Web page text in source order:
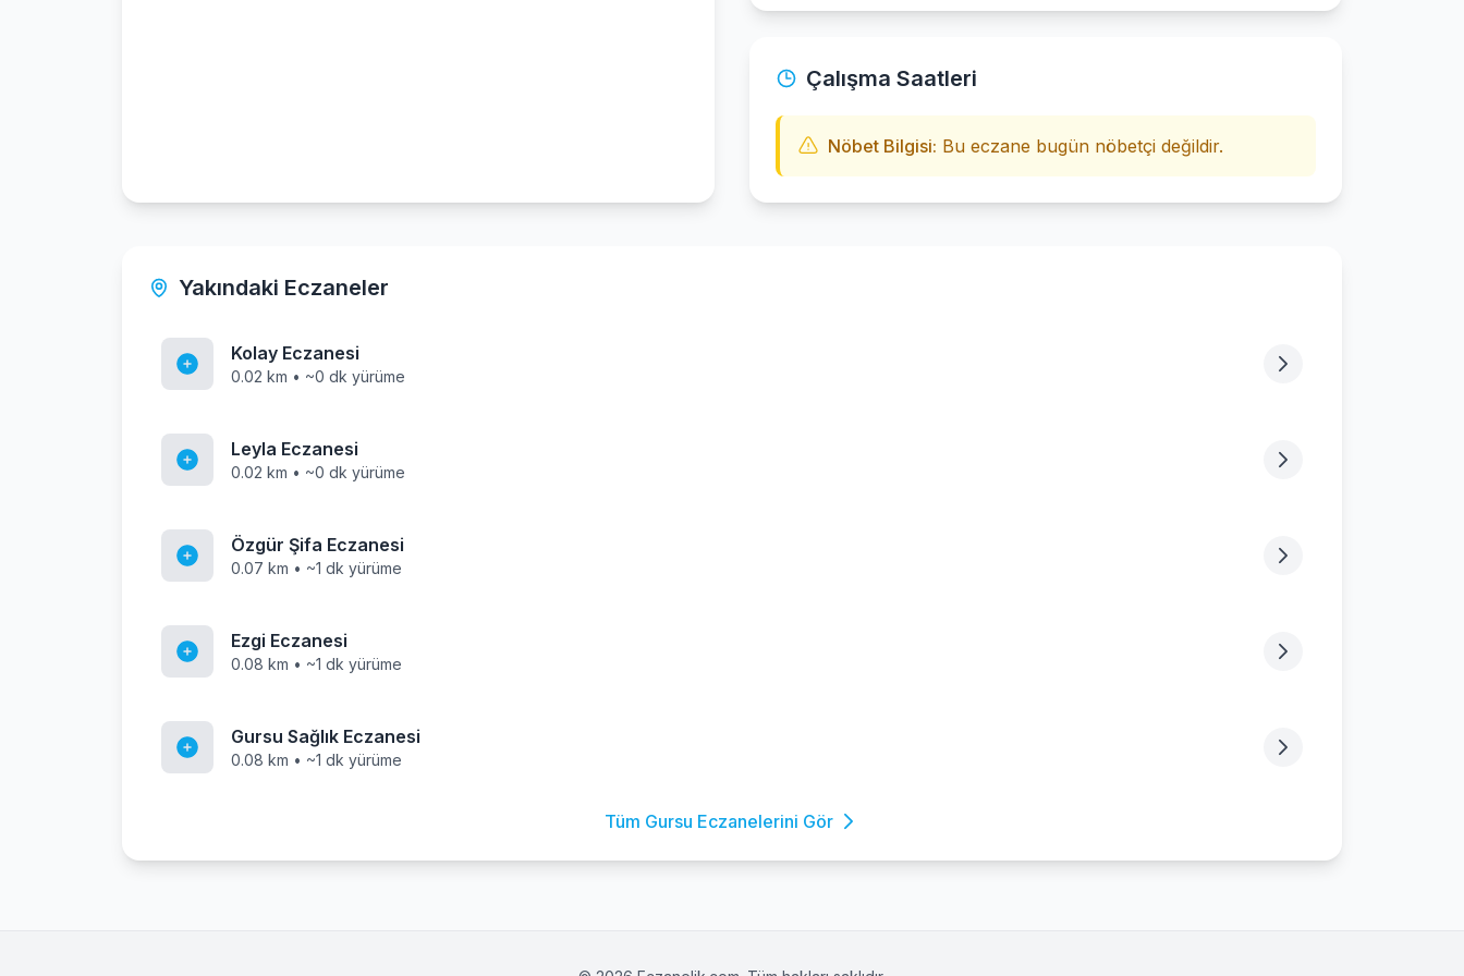
Çalışma Saatleri
Nöbet Bilgisi: Bu eczane bugün nöbetçi değildir.
Yakındaki Eczaneler
Kolay Eczanesi
0.02 km • ~0 dk yürüme
Leyla Eczanesi
0.02 km • ~0 dk yürüme
Özgür Şifa Eczanesi
0.07 km • ~1 dk yürüme
Ezgi Eczanesi
0.08 km • ~1 dk yürüme
Gursu Sağlık Eczanesi
0.08 km • ~1 dk yürüme
Tüm Gursu Eczanelerini Gör